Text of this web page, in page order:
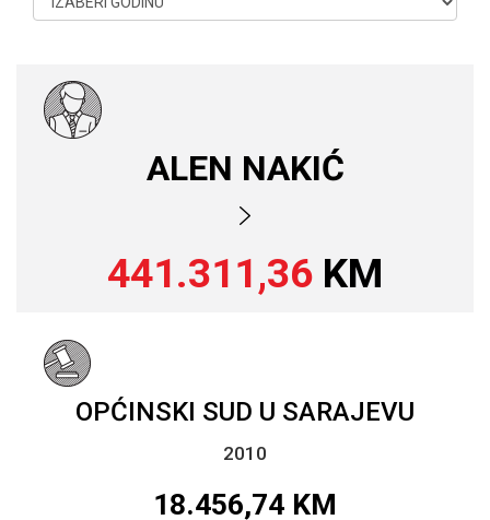
ALEN NAKIĆ
441.311,36 KM
OPĆINSKI SUD U SARAJEVU
2010
18.456,74 KM